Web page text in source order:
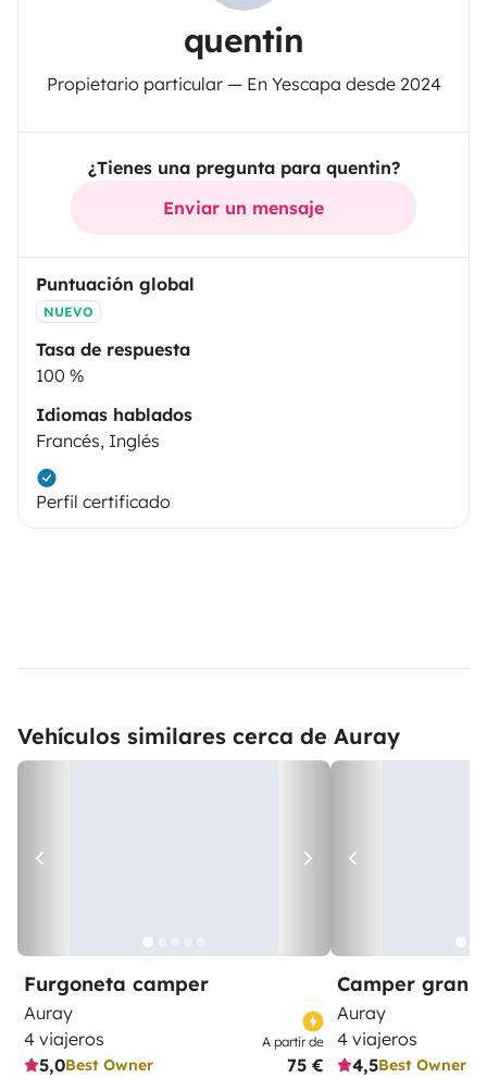
quentin
Propietario particular — En Yescapa desde 2024
¿Tienes una pregunta para quentin?
Enviar un mensaje
Puntuación global
NUEVO
Tasa de respuesta
100 %
Idiomas hablados
Francés, Inglés
Perfil certificado
Vehículos similares cerca de Auray
Furgoneta camper
Auray
4 viajeros
5,0Best Owner
A partir de
75 €
Camper gran
Auray
4 viajeros
4,5Best Owner